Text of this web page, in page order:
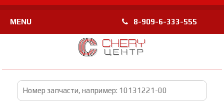
MENU 8-909-6-333-555